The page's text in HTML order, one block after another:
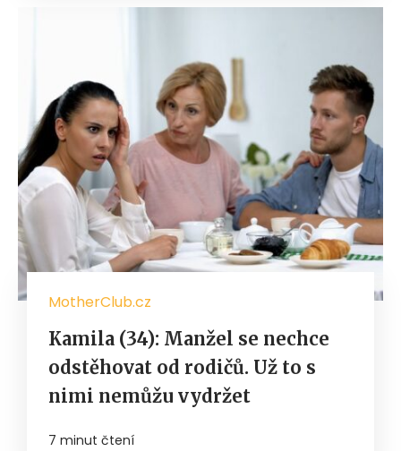
MotherClub.cz
Kamila (34): Manžel se nechce
odstěhovat od rodičů. Už to s
nimi nemůžu vydržet
7 minut čtení